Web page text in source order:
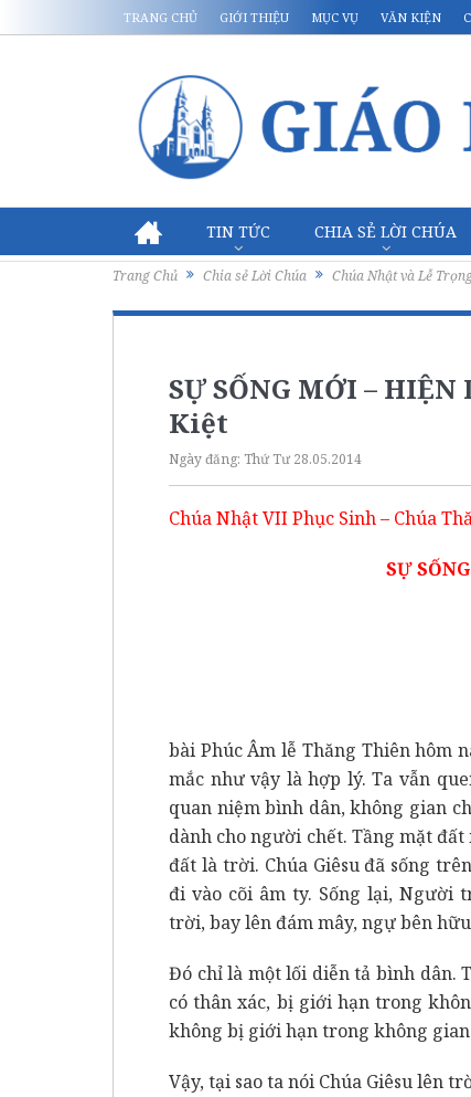
TRANG CHỦ GIỚI THIỆU MỤC VỤ VĂN KIỆN
TIN TỨC CHIA SẺ LỜI CHÚA
Trang Chủ Chia sẻ Lời Chúa Chúa Nhật và Lễ
SỰ SỐNG MỚI –
Kiệt
Ngày đăng: Thứ Tư 28.05.2014
Chúa Nhật VII Phục Sinh – Chúa
SỰ
bài Phúc Âm lễ Thăng Thiên hôm
mắc như vậy là hợp lý. Ta vẫn
quan niệm bình dân, không gian
dành cho người chết. Tầng mặt
đất là trời. Chúa Giêsu đã sống
đi vào cõi âm ty. Sống lại, Người
trời, bay lên đám mây, ngự bên hữu
Đó chỉ là một lối diễn tả bình dân.
có thân xác, bị giới hạn trong
không bị giới hạn trong không
Vậy, tại sao ta nói Chúa Giêsu lên